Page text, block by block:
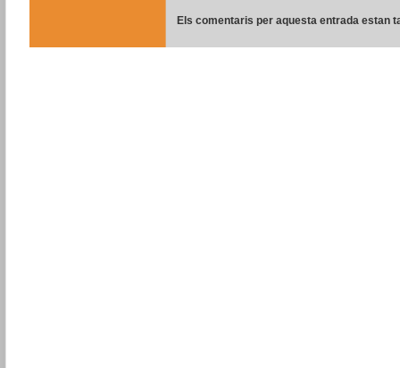
Els comentaris per aquesta entrada estan